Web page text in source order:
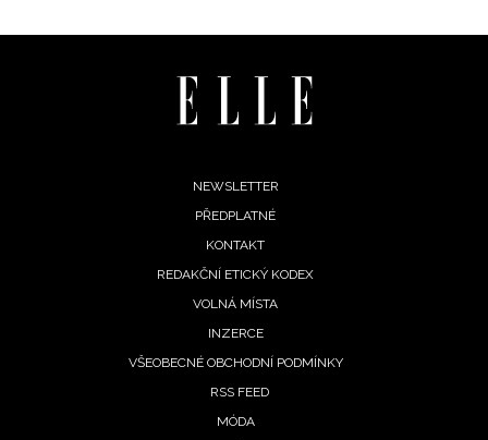
NEWSLETTER
PŘEDPLATNÉ
KONTAKT
REDAKČNÍ ETICKÝ KODEX
VOLNÁ MÍSTA
INZERCE
VŠEOBECNÉ OBCHODNÍ PODMÍNKY
RSS FEED
MÓDA